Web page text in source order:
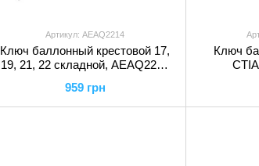
Артикул: AEAQ2214
Ключ баллонный крестовой 17,
19, 21, 22 складной, AEAQ2214
959 грн
Ключ